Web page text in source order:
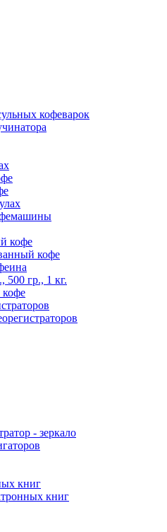
кофеварок
кофе
кофе
500 гр., 1 кг.
- зеркало
книг
книг